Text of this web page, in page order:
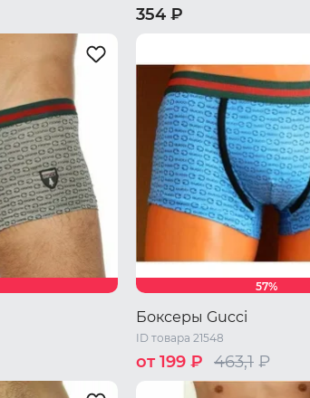
354 ₽
57%
Боксеры Gucci
ID товара 21548
от 199 ₽ 463,1 ₽
L XL